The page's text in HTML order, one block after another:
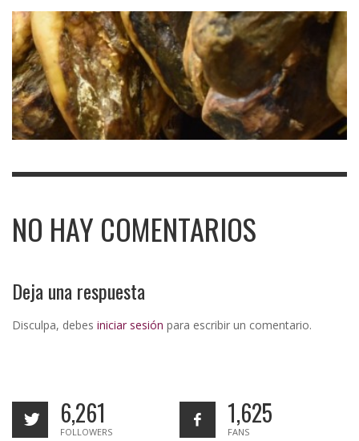
NO HAY COMENTARIOS
Deja una respuesta
Disculpa, debes iniciar sesión para escribir un comentario.
6,261
FOLLOWERS
1,625
FANS